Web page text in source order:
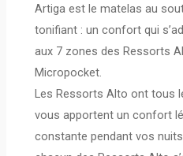
Artiga est le matelas au
tonifiant : un confort qui
aux 7 zones des Ressorts
Micropocket.
Les Ressorts Alto ont tous
vous apportent un confort
constante pendant vos